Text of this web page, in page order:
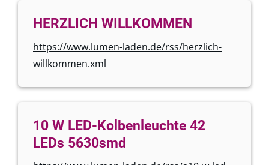
HERZLICH WILLKOMMEN
https://www.lumen-laden.de/rss/herzlich-
willkommen.xml
10 W LED-Kolbenleuchte 42
LEDs 5630smd